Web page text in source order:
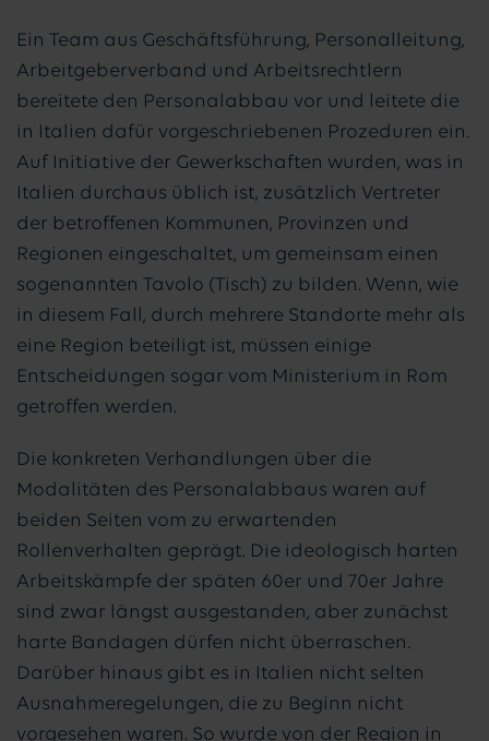
Ein Team aus Geschäftsführung, Personalleitung,
Arbeitgeberverband und Arbeitsrechtlern
bereitete den Personalabbau vor und leitete die
in Italien dafür vorgeschriebenen Prozeduren ein.
Auf Initiative der Gewerkschaften wurden, was in
Italien durchaus üblich ist, zusätzlich Vertreter
der betroffenen Kommunen, Provinzen und
Regionen eingeschaltet, um gemeinsam einen
sogenannten Tavolo (Tisch) zu bilden. Wenn, wie
in diesem Fall, durch mehrere Standorte mehr als
eine Region beteiligt ist, müssen einige
Entscheidungen sogar vom Ministerium in Rom
getroffen werden.
Die konkreten Verhandlungen über die
Modalitäten des Personalabbaus waren auf
beiden Seiten vom zu erwartenden
Rollenverhalten geprägt. Die ideologisch harten
Arbeitskämpfe der späten 60er und 70er Jahre
sind zwar längst ausgestanden, aber zunächst
harte Bandagen dürfen nicht überraschen.
Darüber hinaus gibt es in Italien nicht selten
Ausnahmeregelungen, die zu Beginn nicht
vorgesehen waren. So wurde von der Region in